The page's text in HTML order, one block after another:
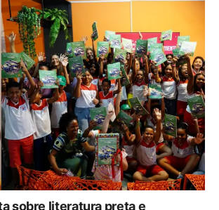
sobre literatura preta e